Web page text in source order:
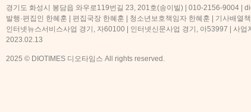
경기도 화성시 봉담읍 와우로119번길 23, 201호(송이빌) | 010-2156-9004 |
발행·편집인 한혜훈 | 편집국장 한혜훈 | 청소년보호책임자 한혜훈 | 기사배열
인터넷뉴스서비스사업 경기, 자60100 | 인터넷신문사업 경기, 아53997 | 사
2023.02.13
2025 © DIOTIMES 디오타임스 All rights reserved.